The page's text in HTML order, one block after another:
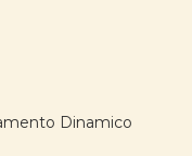
Dinamico